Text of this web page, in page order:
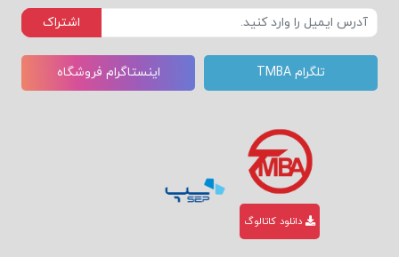
اشتراک
تلگرام TMBA اینستاگرام فروشگاه
دانلود کاتالوگ